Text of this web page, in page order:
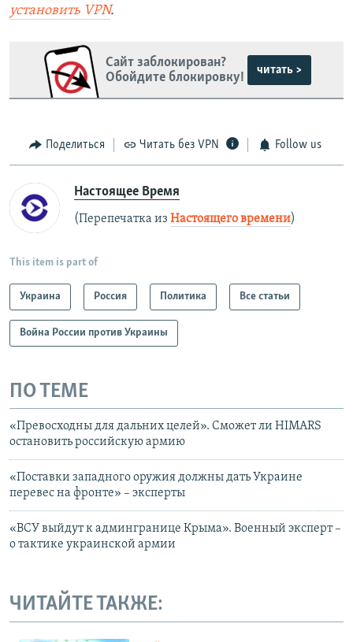
установить VPN.
Сайт заблокирован?
Обойдите блокировку!
читать >
Поделиться Читать без VPN Follow us
Настоящее Время
(Перепечатка из Настоящего времени)
This item is part of
Украина Россия Политика Все статьи
Война России против Украины
ПО ТЕМЕ
«Превосходны для дальних целей». Сможет ли HIMARS
остановить российскую армию
«Поставки западного оружия должны дать Украине
перевес на фронте» – эксперты
«ВСУ выйдут к админгранице Крыма». Военный эксперт –
о тактике украинской армии
ЧИТАЙТЕ ТАКЖЕ: